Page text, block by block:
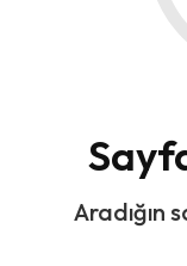
Aradığın